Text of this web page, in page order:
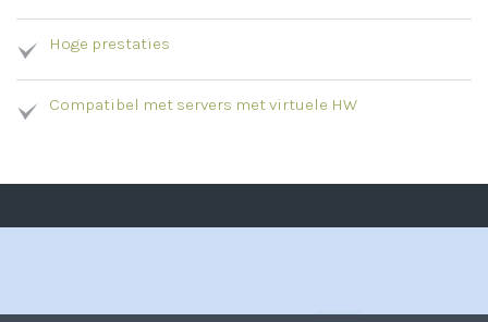
Hoge prestaties
Compatibel met servers met virtuele HW